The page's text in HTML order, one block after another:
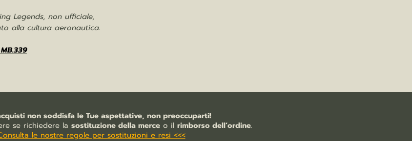
Legends, non ufficiale,
alla cultura aeronautica.
non soddisfa le Tue aspettative, non preoccuparti!
se richiedere la sostituzione della merce o il rimborso dell’ordine.
le nostre regole per sostituzioni e resi <<<